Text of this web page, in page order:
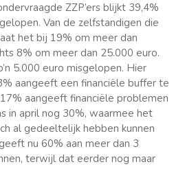
ZZP’ers blijkt 39,4%
Van de zelfstandigen die
het bij 19% om meer dan
8% om meer dan 25.000 euro.
5.000 euro misgelopen. Hier
aangeeft een financiële buffer te
aangeeft financiële problemen
in april nog 30%, waarmee het
al gedeeltelijk hebben kunnen
nu 60% aan meer dan 3
terwijl dat eerder nog maar